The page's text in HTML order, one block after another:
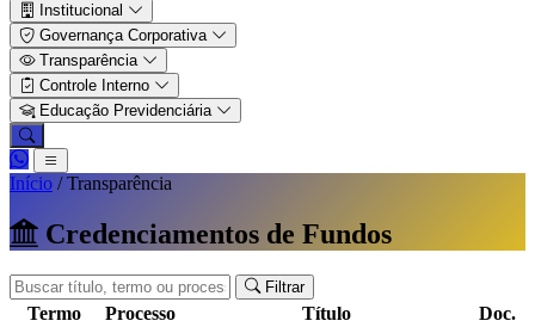
Institucional
Governança Corporativa
Transparência
Controle Interno
Educação Previdenciária
Início /Transparência
Credenciamentos de Fundos
Filtrar
Termo Processo Título Doc.